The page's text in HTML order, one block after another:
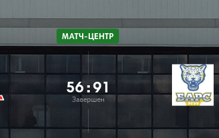
МАТЧ-ЦЕНТР
56:91
Завершен